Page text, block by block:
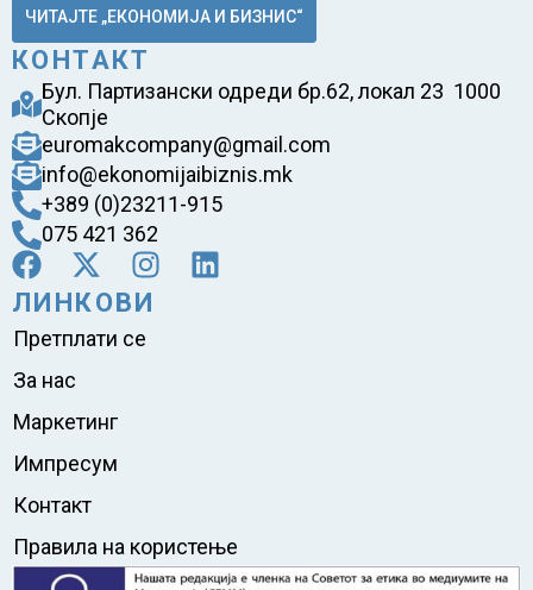
ЧИТАЈТЕ „ЕКОНОМИЈА И БИЗНИС“
КОНТАКТ
Бул. Партизански одреди бр.62, локал 23 1000
Скопје
euromakcompany@gmail.com
info@ekonomijaibiznis.mk
+389 (0)23211-915
075 421 362
ЛИНКОВИ
Претплати се
За нас
Маркетинг
Импресум
Контакт
Правила на користење